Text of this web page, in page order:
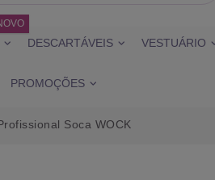
DESCARTÁVEIS VESTUÁRIO
PROMOÇÕES
Soca WOCK